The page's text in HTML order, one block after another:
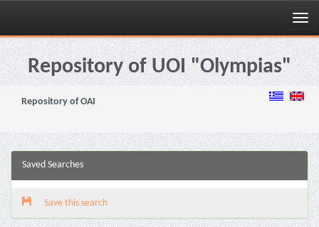
Skip
navigationRepository of UOI "Olympias"
Repository of OAI
Saved Searches
Save this search